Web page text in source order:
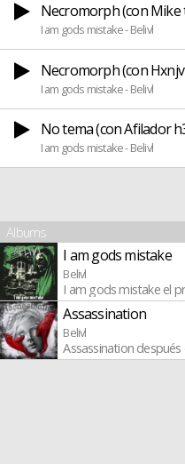
Necromorph (con Mike
I am gods mistake - Belivl
Necromorph (con
I am gods mistake - Belivl
No tema (con Afilador
I am gods mistake - Belivl
Albums
I am gods mistake
Belivl
I am gods mistake el
Assassination
Belivl
Assassination